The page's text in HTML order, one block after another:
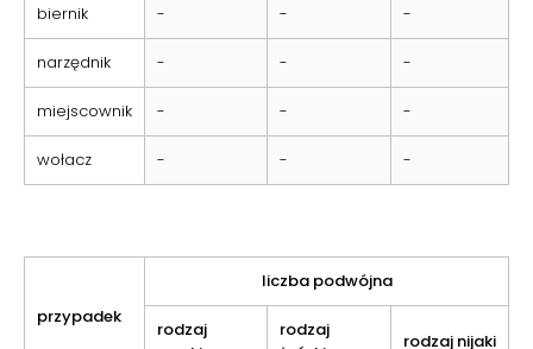
biernik - - -
narzędnik - - -
miejscownik - - -
wołacz - - -
przypadek
liczba podwójna
rodzaj
rodzaj
rodzaj nijaki